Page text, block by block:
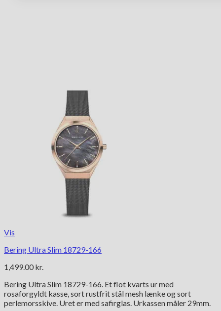
Vis
Bering Ultra Slim 18729-166
1,499.00 kr.
Bering Ultra Slim 18729-166. Et flot kvarts ur med
rosaforgyldt kasse, sort rustfrit stål mesh lænke og sort
perlemorsskive. Uret er med safirglas. Urkassen måler 29mm.